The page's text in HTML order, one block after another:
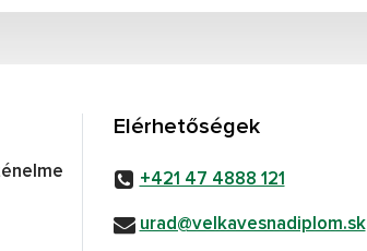
Elérhetőségek
+421 47 4888 121
urad@velkavesnadiplom.sk